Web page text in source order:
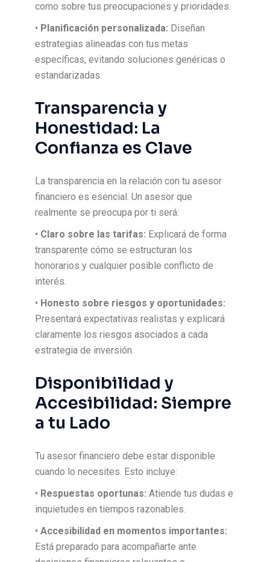
como sobre tus preocupaciones y prioridades.
• Planificación personalizada: Diseñan
estrategias alineadas con tus metas
específicas, evitando soluciones genéricas o
estandarizadas.
Transparencia y
Honestidad: La
Confianza es Clave
La transparencia en la relación con tu asesor
financiero es esencial. Un asesor que
realmente se preocupa por ti será:
• Claro sobre las tarifas: Explicará de forma
transparente cómo se estructuran los
honorarios y cualquier posible conflicto de
interés.
• Honesto sobre riesgos y oportunidades:
Presentará expectativas realistas y explicará
claramente los riesgos asociados a cada
estrategia de inversión.
Disponibilidad y
Accesibilidad: Siempre
a tu Lado
Tu asesor financiero debe estar disponible
cuando lo necesites. Esto incluye:
• Respuestas oportunas: Atiende tus dudas e
inquietudes en tiempos razonables.
•Accesibilidad en momentos importantes:
Está preparado para acompañarte ante